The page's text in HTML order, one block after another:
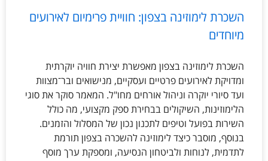
השכרת לימוזינה בצפון: חוויית פרימיום לאירועים
מיוחדים
השכרת לימוזינה בצפון מאפשרת יצירת חוויה יוקרתית
ומדויקת לאירועים פרטיים ועסקיים, מנישואים ובר־מצוות
ועד סיורי יוקרה וניהול אורחים מחו"ל. המאמר סוקר את סוגי
הלימוזינות, השיקולים בבחירת ספק מקצועי, מה כולל
השירות בפועל וטיפים לתכנון נכון של המסלול והזמנים.
בנוסף, מוסבר כיצד לימוזינה להשכרה בצפון תורמת
לתדמית, לנוחות ולביטחון הנסיעה, ומספקת ערך מוסף